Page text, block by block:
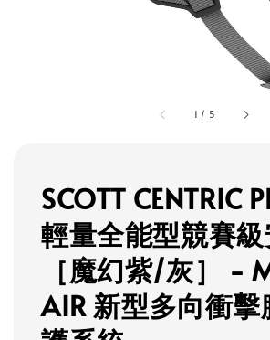
1 / 5
SCOTT CENTRIC
輕量全能型競賽
［魔幻紫/灰］ -
AIR 新型多向衝